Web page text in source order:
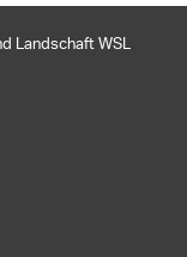
Landschaft WSL